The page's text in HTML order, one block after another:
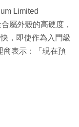
Limited
屬外殼的高硬度，
，即使作為入門級
商表示：「現在預